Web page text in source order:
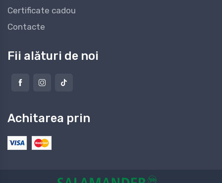
Certificate cadou
Contacte
Fii alături de noi
Achitarea prin